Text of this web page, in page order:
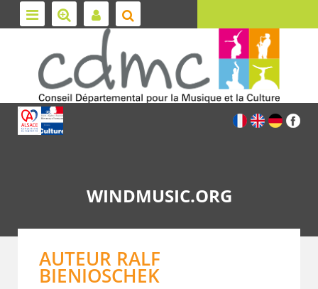
WINDMUSIC.ORG
AUTEUR RALF
BIENIOSCHEK